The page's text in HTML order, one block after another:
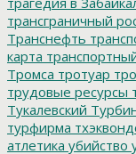
трансграничный
Транснефть
карта
Тромса тротуар
трудовые ресурсы
Тукалевский
турфирма
атлетика убийство